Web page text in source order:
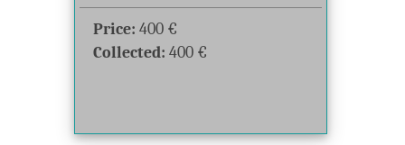
Price: 400 €
Collected: 400 €